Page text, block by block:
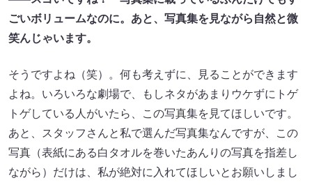
ごいボリュームなのに。あと、写真集を見ながら自然と微
笑んじゃいます。
そうですよね（笑）。何も考えずに、見ることができます
よね。いろいろな劇場で、もしネタがあまりウケずにトゲ
トゲしている人がいたら、この写真集を見てほしいです。
あと、スタッフさんと私で選んだ写真集なんですが、この
写真（表紙にある白タオルを巻いたあんりの写真を指差し
ながら）だけは、私が絶対に入れてほしいとお願いしまし